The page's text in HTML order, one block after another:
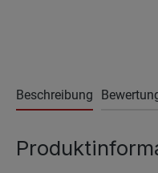
Beschreibung